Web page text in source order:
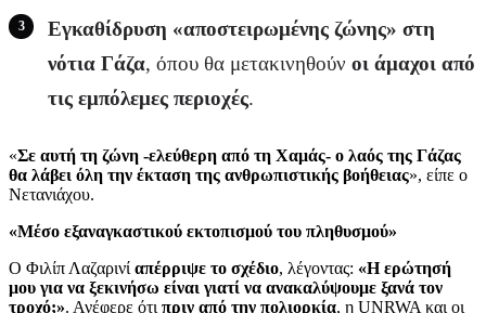
Εγκαθίδρυση «αποστειρωμένης ζώνης» στη
νότια Γάζα, όπου θα μετακινηθούν οι άμαχοι από
τις εμπόλεμες περιοχές.
«Σε αυτή τη ζώνη -ελεύθερη από τη Χαμάς- ο λαός της Γάζας
θα λάβει όλη την έκταση της ανθρωπιστικής βοήθειας», είπε ο
Νετανιάχου.
«Μέσο εξαναγκαστικού εκτοπισμού του πληθυσμού»
Ο Φιλίπ Λαζαρινί απέρριψε το σχέδιο, λέγοντας: «Η ερώτησή
μου για να ξεκινήσω είναι γιατί να ανακαλύψουμε ξανά τον
τροχό;». Ανέφερε ότι πριν από την πολιορκία, η UNRWA και οι